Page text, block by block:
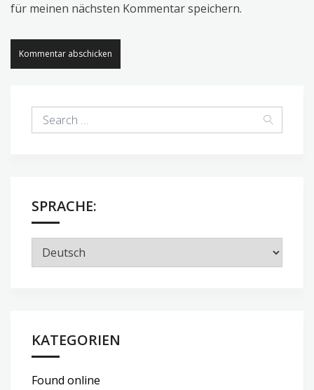
für meinen nächsten Kommentar speichern.
SPRACHE:
KATEGORIEN
Found online